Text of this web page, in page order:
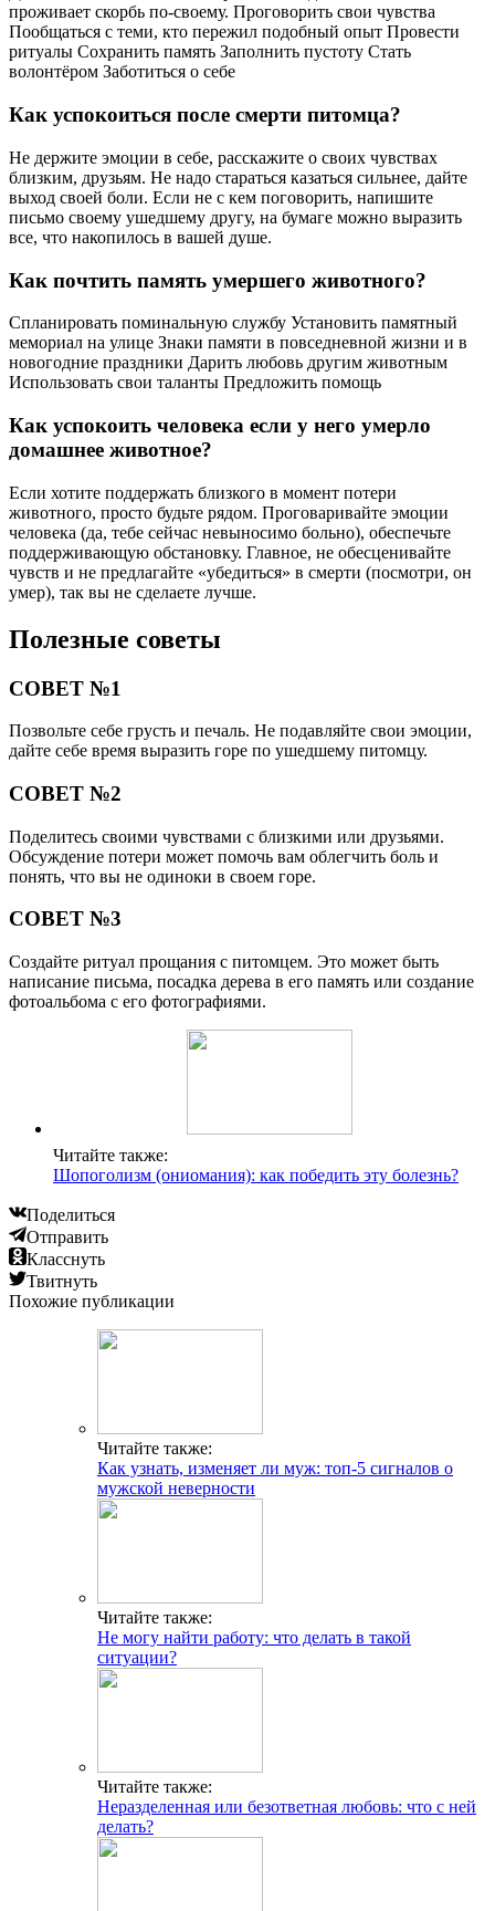
проживает скорбь по-своему. Проговорить свои чувства
Пообщаться с теми, кто пережил подобный опыт Провести
ритуалы Сохранить память Заполнить пустоту Стать
волонтёром Заботиться о себе
Как успокоиться после смерти питомца?
Не держите эмоции в себе, расскажите о своих чувствах
близким, друзьям. Не надо стараться казаться сильнее, дайте
выход своей боли. Если не с кем поговорить, напишите
письмо своему ушедшему другу, на бумаге можно выразить
все, что накопилось в вашей душе.
Как почтить память умершего животного?
Спланировать поминальную службу Установить памятный
мемориал на улице Знаки памяти в повседневной жизни и в
новогодние праздники Дарить любовь другим животным
Использовать свои таланты Предложить помощь
Как успокоить человека если у него умерло
домашнее животное?
Если хотите поддержать близкого в момент потери
животного, просто будьте рядом. Проговаривайте эмоции
человека (да, тебе сейчас невыносимо больно), обеспечьте
поддерживающую обстановку. Главное, не обесценивайте
чувств и не предлагайте «убедиться» в смерти (посмотри, он
умер), так вы не сделаете лучше.
Полезные советы
СОВЕТ №1
Позвольте себе грусть и печаль. Не подавляйте свои эмоции,
дайте себе время выразить горе по ушедшему питомцу.
СОВЕТ №2
Поделитесь своими чувствами с близкими или друзьями.
Обсуждение потери может помочь вам облегчить боль и
понять, что вы не одиноки в своем горе.
СОВЕТ №3
Создайте ритуал прощания с питомцем. Это может быть
написание письма, посадка дерева в его память или создание
фотоальбома с его фотографиями.
Читайте также:
Шопоголизм (ониомания): как победить эту болезнь?
Поделиться
Отправить
Класснуть
Твитнуть
Похожие публикации
Читайте также:
Как узнать, изменяет ли муж: топ-5 сигналов о
мужской неверности
Читайте также:
Не могу найти работу: что делать в такой
ситуации?
Читайте также:
Неразделенная или безответная любовь: что с ней
делать?